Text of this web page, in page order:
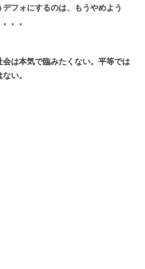
フォにするのは、もうやめよう
。。
会は本気で臨みたくない。平等では
い。